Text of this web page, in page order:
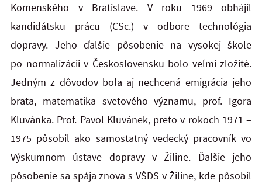
Komenského v Bratislave. V roku 1969 obhájil
kandidátsku prácu (CSc.) v odbore technológia
dopravy. Jeho ďalšie pôsobenie na vysokej škole
po normalizácii v Československu bolo veľmi zložité.
Jedným z dôvodov bola aj nechcená emigrácia jeho
brata, matematika svetového významu, prof. Igora
Kluvánka. Prof. Pavol Kluvánek, preto v rokoch 1971 –
1975 pôsobil ako samostatný vedecký pracovník vo
Výskumnom ústave dopravy v Žiline. Ďalšie jeho
pôsobenie sa spája znova s VŠDS v Žiline, kde pôsobil